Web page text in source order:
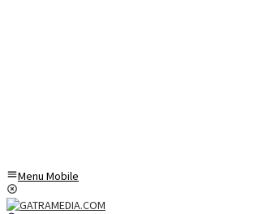
Menu Mobile